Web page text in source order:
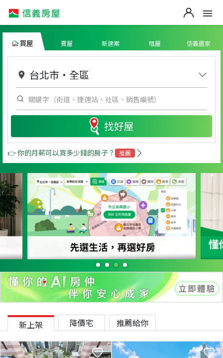
買屋 賣屋 新建案 租屋 信義居家
台北市 ・ 全區
找好屋
👉 你的月薪可以買多少錢的房子？ 推薦
新上架 降價宅 推薦給你